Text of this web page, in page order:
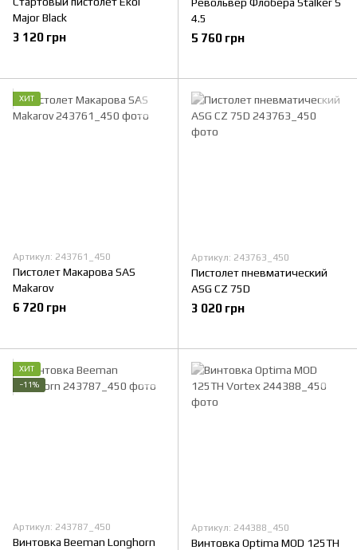
Major Black
3 120 грн
4.5
5 760 грн
ХИТ
Артикул: 243761_450
Пистолет Макарова SAS
Makarov
6 720 грн
Артикул: 243763_450
Пистолет пневматический
ASG CZ 75D
3 020 грн
ХИТ
−11%
Артикул: 243787_450
Винтовка Beeman Longhorn
Артикул: 244388_450
Винтовка Optima MOD 125TH